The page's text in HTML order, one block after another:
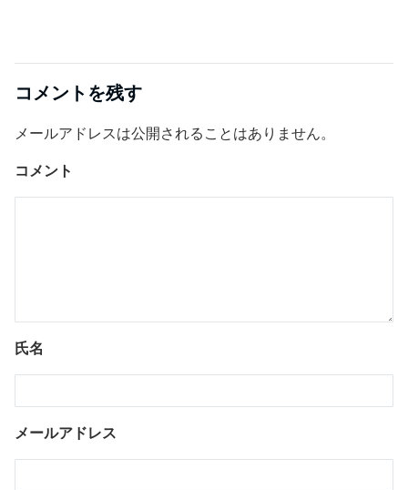
コメントを残す
メールアドレスは公開されることはありません。
コメント
氏名
メールアドレス